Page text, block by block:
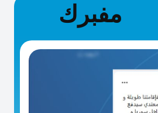
مفبرك